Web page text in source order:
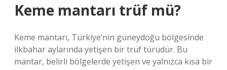
Keme mantarı trüf mü?
Keme mantarı, Türkiye’nin güneydoğu bölgesinde
ilkbahar aylarında yetişen bir trüf türüdür. Bu
mantar, belirli bölgelerde yetişen ve yalnızca kısa bir